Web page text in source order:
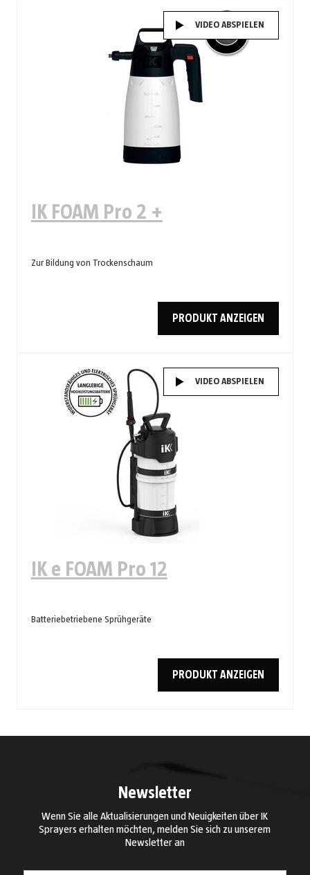
VIDEO ABSPIELEN
IK FOAM Pro 2 +
Zur Bildung von Trockenschaum
PRODUKT ANZEIGEN
VIDEO ABSPIELEN
IK e FOAM Pro 12
Batteriebetriebene Sprühgeräte
PRODUKT ANZEIGEN
Newsletter
Wenn Sie alle Aktualisierungen und Neuigkeiten über IK
Sprayers erhalten möchten, melden Sie sich zu unserem
Newsletter an